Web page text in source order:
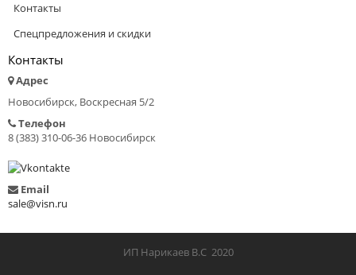
Контакты
Спецпредложения и скидки
Контакты
Адрес
Новосибирск, Воскресная 5/2
Телефон
8 (383) 310-06-36 Новосибирск
Email
sale@visn.ru
ИП Нарикаев В.С 2020